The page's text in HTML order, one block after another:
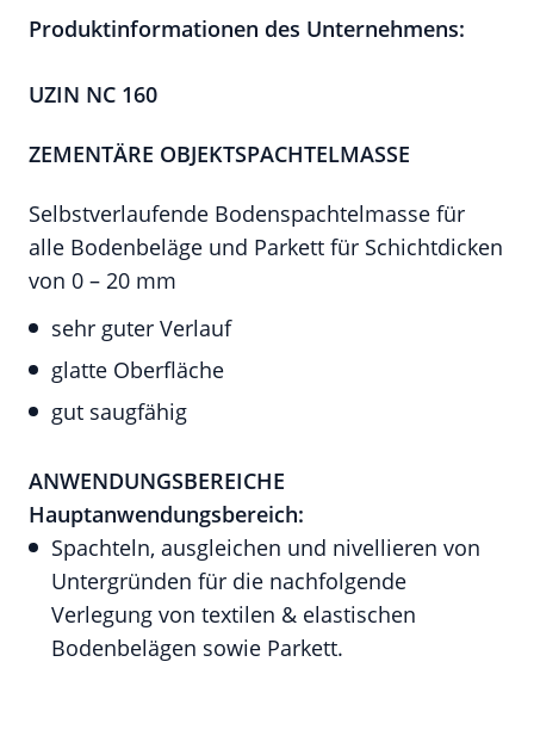
Produktinformationen des Unternehmens:
UZIN NC 160
ZEMENTÄRE OBJEKTSPACHTELMASSE
Selbstverlaufende Bodenspachtelmasse für
alle Bodenbeläge und Parkett für Schichtdicken
von 0 – 20 mm
sehr guter Verlauf
glatte Oberfläche
gut saugfähig
ANWENDUNGSBEREICHE
Hauptanwendungsbereich:
Spachteln, ausgleichen und nivellieren von
Untergründen für die nachfolgende
Verlegung von textilen & elastischen
Bodenbelägen sowie Parkett.